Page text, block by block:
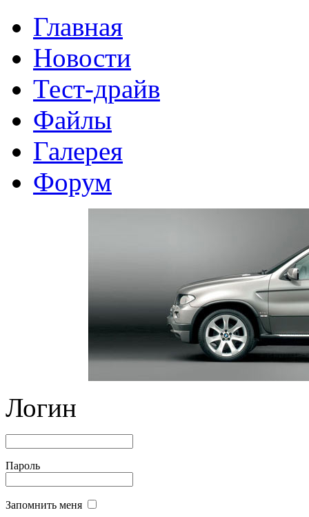
Главная
Новости
Тест-драйв
Файлы
Галерея
Форум
Логин
Пароль
Запомнить меня